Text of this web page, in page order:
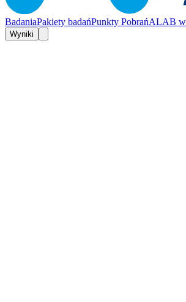
BadaniaPakiety badańPunkty PobrańALAB w
Wyniki